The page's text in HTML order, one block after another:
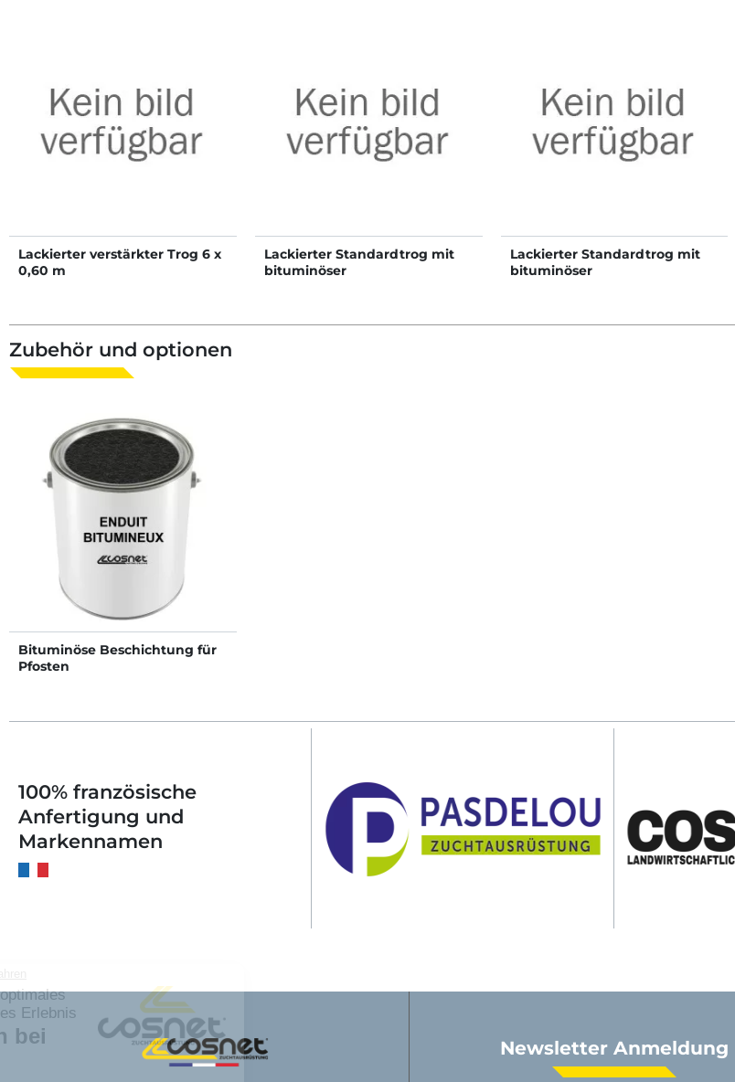
Lackierter verstärkter Trog 6 x
0,60 m
Lackierter Standardtrog mit
bituminöser
Lackierter Standardtrog mit
bituminöser
Zubehör und optionen
Bituminöse Beschichtung für
Pfosten
100% französische
Anfertigung und
Markennamen
Newsletter Anmeldung